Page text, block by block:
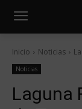
Inicio Noticias
Noticias
Laguna